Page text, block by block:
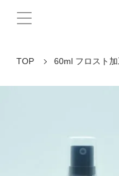
TOP 60ml フロスト